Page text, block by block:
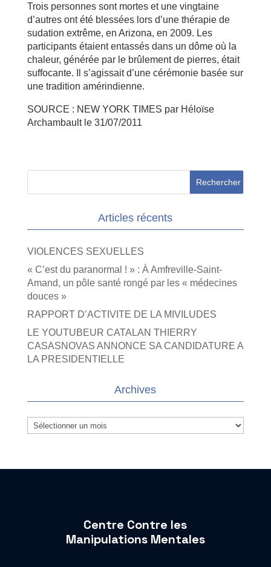
Trois personnes sont mortes et une vingtaine
d’autres ont été blessées lors d’une thérapie de
sudation extrême, en Arizona, en 2009. Les
participants étaient entassés dans un dôme où la
chaleur, générée par le brûlement de pierres, était
suffocante. Il s’agissait d’une cérémonie basée sur
une tradition amérindienne.
SOURCE : NEW YORK TIMES par Héloïse
Archambault le 31/07/2011
Articles récents
VIOLENCES SEXUELLES
« C’est du paranormal ! » : À Amfreville-Saint-
Amand, un pôle santé rongé par les « médecines
douces »
RAPPORT D’ACTIVITE DE LA MIVILUDES
LE YOUTUBEUR CATALAN THIERRY
CASASNOVAS ANNONCE SA CANDIDATURE A
LA PRESIDENTIELLE
Archives
Archives
Centre Contre les
Manipulations Mentales